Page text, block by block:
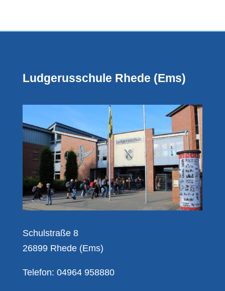
Ludgerusschule Rhede (Ems)
Schulstraße 8
26899 Rhede (Ems)
Telefon: 04964 958880